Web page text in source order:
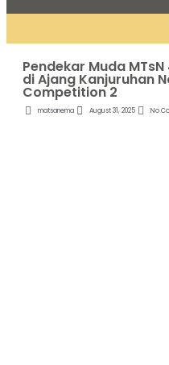
Pendekar Muda
di Ajang Kanjuruhan
Competition 2
matsanema August 31, 2025 No